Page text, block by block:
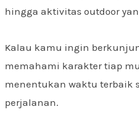
hingga aktivitas outdoor
Kalau kamu ingin
memahami karakter tiap
menentukan waktu terbaik
perjalanan.